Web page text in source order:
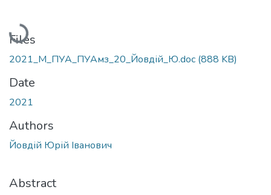
Loading...
Files
2021_М_ПУА_ПУАмз_20_Йовдій_Ю.doc (888 KB)
Date
2021
Authors
Йовдій Юрій Іванович
Abstract